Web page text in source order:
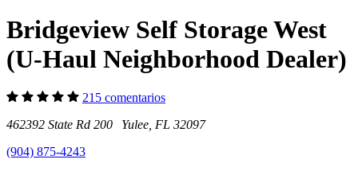
Bridgeview Self Storage West
(U-Haul Neighborhood Dealer)
215 comentarios
462392 State Rd 200 Yulee, FL 32097
(904) 875-4243